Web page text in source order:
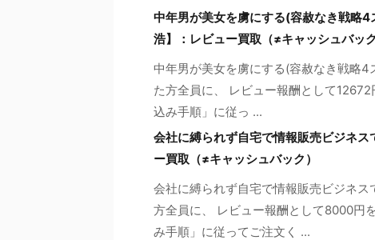
中年男が美女を虜にする(容赦なき戦
浩】：レビュー買取（≠キャッシュバック
中年男が美女を虜にする(容赦なき戦略
た方全員に、 レビュー報酬として
込み手順」に従っ ...
会社に縛られず自宅で情報販売ビジネ
ー買取（≠キャッシュバック）
会社に縛られず自宅で情報販売ビジネ
方全員に、 レビュー報酬として8000円
み手順」に従ってご注文く ...